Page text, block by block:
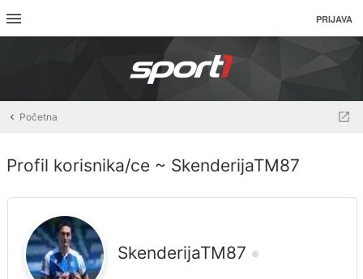
PRIJAVA
Početna
Profil korisnika/ce ~ SkenderijaTM87
SkenderijaTM87